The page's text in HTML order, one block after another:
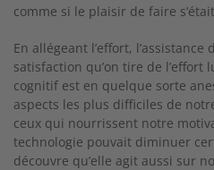
comme si le plaisir de faire
En allégeant l’effort, l’assistance
satisfaction qu’on tire de
cognitif est en quelque sorte
aspects les plus difficiles de
ceux qui nourrissent notre
technologie pouvait diminuer
découvre qu’elle agit aussi sur